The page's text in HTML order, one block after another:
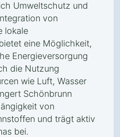
Umweltschutz und
von
lokale
eine Möglichkeit,
Energieversorgung
die Nutzung
wie Luft, Wasser
Schönbrunn
von
und trägt aktiv
bei.